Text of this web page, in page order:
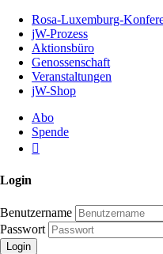
Inhalt
Seite
Rosa-Luxemburg-
jW-Prozess
Aktionsbüro
Genossenschaft
Veranstaltungen
jW-Shop
Abo
Spende
Login
Benutzername
Passwort
Login